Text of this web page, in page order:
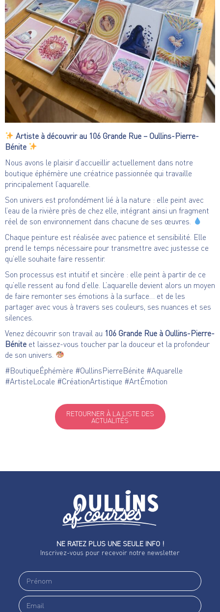
Artiste à découvrir au 106 Grande Rue – Oullins-Pierre-
Bénite
Nous avons le plaisir d’accueillir actuellement dans notre
boutique éphémère une créatrice passionnée qui travaille
principalement l’aquarelle.
Son univers est profondément lié à la nature : elle peint avec
l’eau de la rivière près de chez elle, intégrant ainsi un fragment
réel de son environnement dans chacune de ses œuvres.
Chaque peinture est réalisée avec patience et sensibilité. Elle
prend le temps nécessaire pour transmettre avec justesse ce
qu’elle souhaite faire ressentir.
Son processus est intuitif et sincère : elle peint à partir de ce
qu’elle ressent au fond d’elle. L’aquarelle devient alors un moyen
de faire remonter ses émotions à la surface… et de les
partager avec vous à travers ses couleurs, ses nuances et ses
silences.
Venez découvrir son travail au 106 Grande Rue à Oullins-Pierre-
Bénite et laissez-vous toucher par la douceur et la profondeur
de son univers.
#BoutiqueÉphémère #OullinsPierreBénite #Aquarelle
#ArtisteLocale #CréationArtistique #ArtÉmotion
RETOURNER À LA LISTE DES
ACTUALITÉS
NE RATEZ PLUS UNE SEULE INFO !
Inscrivez-vous pour recevoir notre newsletter